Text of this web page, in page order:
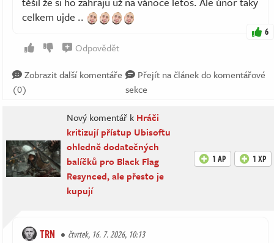
celkem ujde ..
6
Odpovědět
Zobrazit další komentáře
(0)
Přejít na článek do komentářové
sekce
Nový komentář k Hráči
kritizují přístup Ubisoftu
ohledně dodatečných
balíčků pro Black Flag
Resynced, ale přesto je
kupují
1 AP 1 XP
TRN čtvrtek, 16. 7. 2026, 10:13